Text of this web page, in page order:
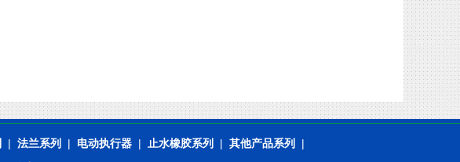
| 法兰系列 | 电动执行器 | 止水橡胶系列 | 其他产品系列
|